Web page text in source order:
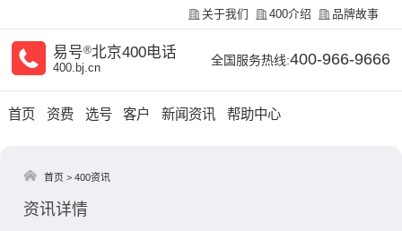
关于我们 400介绍 品牌故事
易号®北京400电话
400.bj.cn
全国服务热线:400-966-9666
首页 资费 选号 客户 新闻资讯 帮助中心
首页 >400资讯
资讯详情